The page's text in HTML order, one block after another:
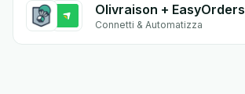
Olivraison + EasyOrders
Connetti & Automatizza